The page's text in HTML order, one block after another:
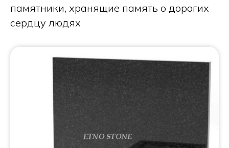
памятники, хранящие память о дорогих
сердцу людях